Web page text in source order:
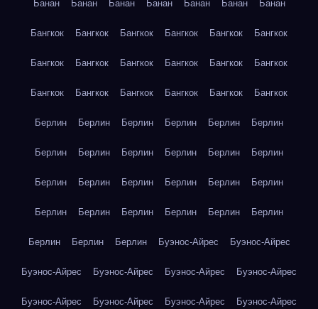
Банан Банан Банан Банан Банан Банан Банан
Бангкок Бангкок Бангкок Бангкок Бангкок Бангкок
Бангкок Бангкок Бангкок Бангкок Бангкок Бангкок
Бангкок Бангкок Бангкок Бангкок Бангкок Бангкок
Берлин Берлин Берлин Берлин Берлин Берлин
Берлин Берлин Берлин Берлин Берлин Берлин
Берлин Берлин Берлин Берлин Берлин Берлин
Берлин Берлин Берлин Берлин Берлин Берлин
Берлин Берлин Берлин Буэнос-Айрес Буэнос-Айрес
Буэнос-Айрес Буэнос-Айрес Буэнос-Айрес Буэнос-Айрес
Буэнос-Айрес Буэнос-Айрес Буэнос-Айрес Буэнос-Айрес